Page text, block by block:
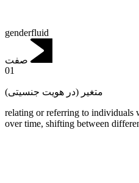
genderfluid
صفت
01
متغیر (در هویت جنسیتی)
relating or referring to individuals
over time, shifting between